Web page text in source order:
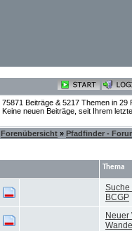
75871 Beiträge & 5217 Themen in 29
Keine neuen Beiträge, seit Ihrem
Forenübersicht » Pfadfinder -
Thema
Suche
BCGP
Neuer